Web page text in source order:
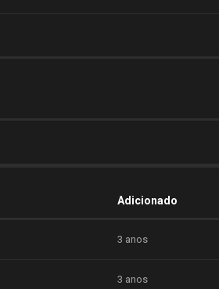
Adicionado
3 anos
3 anos